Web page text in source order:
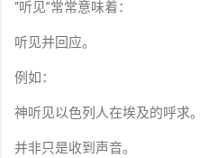
“听见”常常意味着：
听见并回应。
例如：
神听见以色列人在埃及的呼求。
并非只是收到声音。